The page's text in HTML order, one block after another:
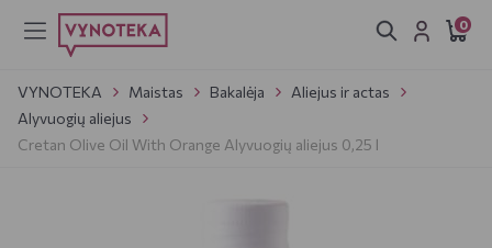
0
VYNOTEKA Maistas Bakalėja
Aliejus ir actas
Alyvuogių aliejus
Cretan Olive Oil With Orange Alyvuogių aliejus 0,25 l